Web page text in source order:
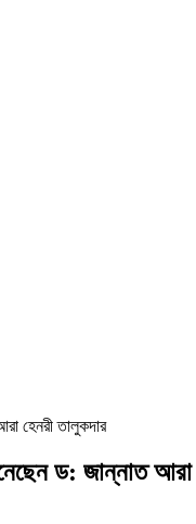
হেনরী তালুকদার
ড: জান্নাত আরা